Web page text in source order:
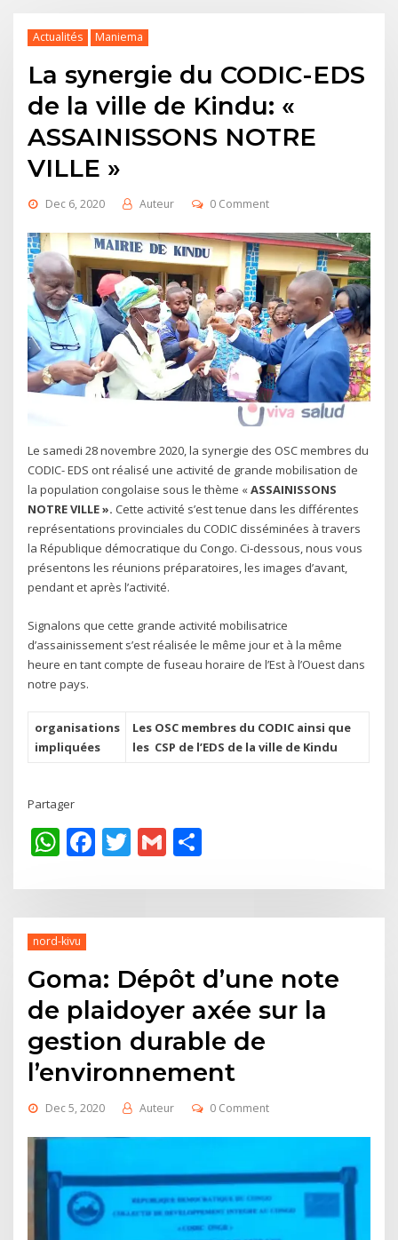
Actualités Maniema
La synergie du CODIC-EDS
de la ville de Kindu: «
ASSAINISSONS NOTRE
VILLE »
Dec 6, 2020 Auteur 0 Comment
Le samedi 28 novembre 2020, la synergie des OSC membres du
CODIC- EDS ont réalisé une activité de grande mobilisation de
la population congolaise sous le thème «ASSAINISSONS
NOTRE VILLE ». Cette activité s’est tenue dans les différentes
représentations provinciales du CODIC disséminées à travers
la République démocratique du Congo. Ci-dessous, nous vous
présentons les réunions préparatoires, les images d’avant,
pendant et après l’activité.
Signalons que cette grande activité mobilisatrice
d’assainissement s’est réalisée le même jour et à la même
heure en tant compte de fuseau horaire de l’Est à l’Ouest dans
notre pays.
organisations
impliquées
Les OSC membres du CODIC ainsi que
les CSP de l’EDS de la ville de Kindu
Partager
WhatsApp
Facebook
Twitter
Gmail
nord-kivu
Goma: Dépôt d’une note
de plaidoyer axée sur la
gestion durable de
l’environnement
Dec 5, 2020 Auteur 0 Comment